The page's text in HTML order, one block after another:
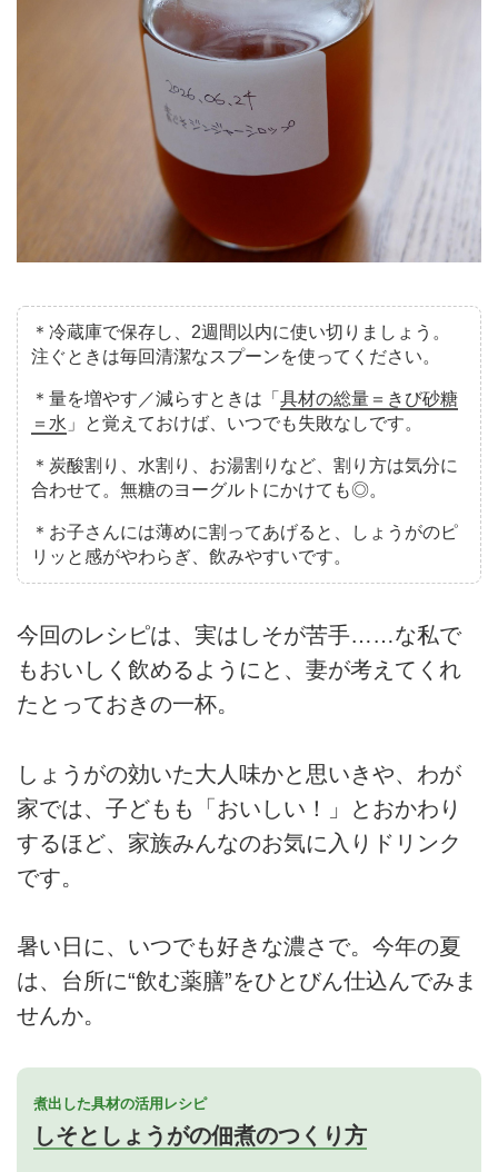
＊冷蔵庫で保存し、2週間以内に使い切りましょう。
注ぐときは毎回清潔なスプーンを使ってください。
＊量を増やす／減らすときは「 具材の総量＝きび砂糖
＝水 」と覚えておけば、いつでも失敗なしです。
＊炭酸割り、水割り、お湯割りなど、割り方は気分に
合わせて。無糖のヨーグルトにかけても◎。
＊お子さんには薄めに割ってあげると、しょうがのピ
リッと感がやわらぎ、飲みやすいです。
今回のレシピは、実はしそが苦手……な私で
もおいしく飲めるようにと、妻が考えてくれ
たとっておきの一杯。
しょうがの効いた大人味かと思いきや、わが
家では、子どもも「おいしい！」とおかわり
するほど、家族みんなのお気に入りドリンク
です。
暑い日に、いつでも好きな濃さで。今年の夏
は、台所に“飲む薬膳”をひとびん仕込んでみま
せんか。
煮出した具材の活用レシピ
しそとしょうがの佃煮のつくり方